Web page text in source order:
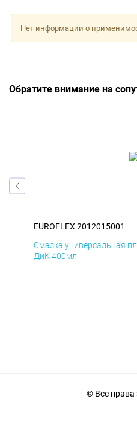
Нет информации о
Обратите внимание на
EUROFLEX 2012015001
Смазка универсальная
ДиК 400мл
© Все